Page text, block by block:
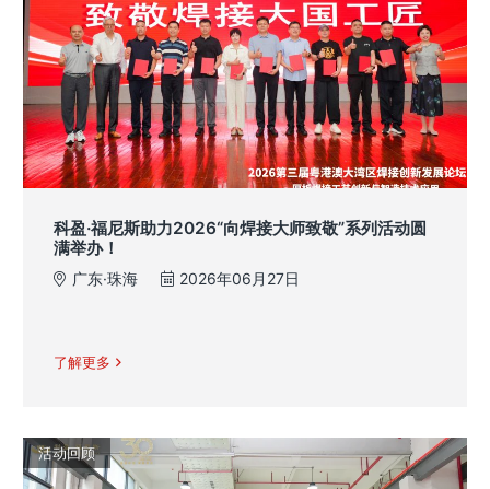
科盈·福尼斯助力2026“向焊接大师致敬”系列活动圆
满举办！
广东·珠海 2026年06月27日
了解更多
活动回顾